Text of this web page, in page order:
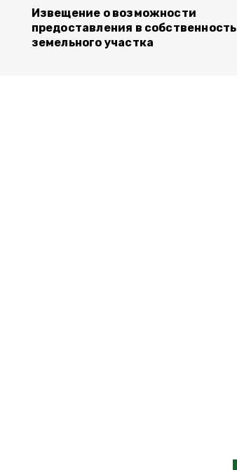
Извещение о возможности
предоставления в собственность
земельного участка